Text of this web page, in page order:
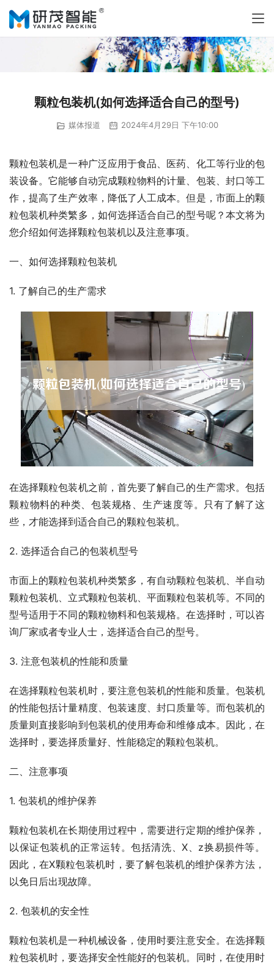
颗粒包装机(如何选择适合自己的型号)
媒体报道 2024年4月29日 下午10:00
颗粒包装机是一种广泛应用于食品、医药、化工等行业的包
装设备。它能够自动完成颗粒物料的计量、包装、封口等工
作，提高了生产效率，降低了人工成本。但是，市面上的颗
粒包装机种类繁多，如何选择适合自己的型号呢？本文将为
您介绍如何选择颗粒包装机以及注意事项。
一、如何选择颗粒包装机
1. 了解自己的生产需求
在选择颗粒包装机之前，首先要了解自己的生产需求。包括
颗粒物料的种类、包装规格、生产速度等。只有了解了这
些，才能选择到适合自己的颗粒包装机。
2. 选择适合自己的包装机型号
市面上的颗粒包装机种类繁多，有自动颗粒包装机、半自动
颗粒包装机、立式颗粒包装机、平面颗粒包装机等。不同的
型号适用于不同的颗粒物料和包装规格。在选择时，可以咨
询厂家或者专业人士，选择适合自己的型号。
3. 注意包装机的性能和质量
在选择颗粒包装机时，要注意包装机的性能和质量。包装机
的性能包括计量精度、包装速度、封口质量等。而包装机的
质量则直接影响到包装机的使用寿命和维修成本。因此，在
选择时，要选择质量好、性能稳定的颗粒包装机。
二、注意事项
1. 包装机的维护保养
颗粒包装机在长期使用过程中，需要进行定期的维护保养，
以保证包装机的正常运转。包括清洗、X、z换易损件等。
因此，在X颗粒包装机时，要了解包装机的维护保养方法，
以免日后出现故障。
2. 包装机的安全性
颗粒包装机是一种机械设备，使用时要注意安全。在选择颗
粒包装机时，要选择安全性能好的包装机。同时，在使用时